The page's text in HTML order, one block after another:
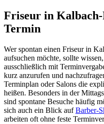
Friseur in Kalbach-
Termin
Wer spontan einen Friseur in
aufsuchen möchte, sollte
ausschließlich mit
kurz anzurufen und
Terminplan oder Salons die
heißen. Besonders in der
sind spontane Besuche häufig
sich auch ein Blick aufBarber-
arbeiten oft ohne feste